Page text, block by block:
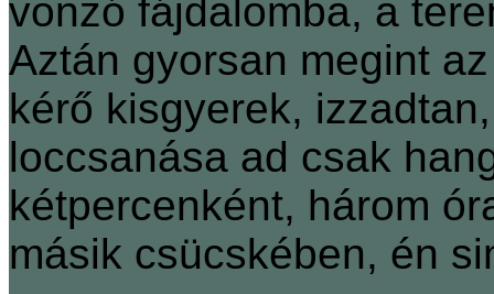
vonzó fájdalomba, a
Aztán gyorsan megint
kérő kisgyerek,
loccsanása ad csak
kétpercenként, három
másik csücskében, én